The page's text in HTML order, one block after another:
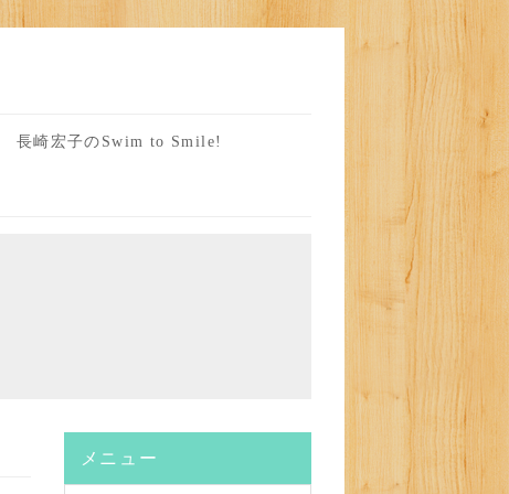
長崎宏子のSwim to Smile!
メニュー